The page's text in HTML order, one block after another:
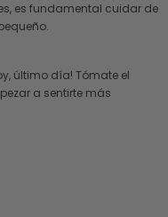
es fundamental cuidar de
último día! Tómate el
a sentirte más